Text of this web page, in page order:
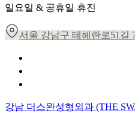
일요일 & 공휴일 휴진
서울 강남구 테헤란로51길
강남 더스완성형외과 (THE